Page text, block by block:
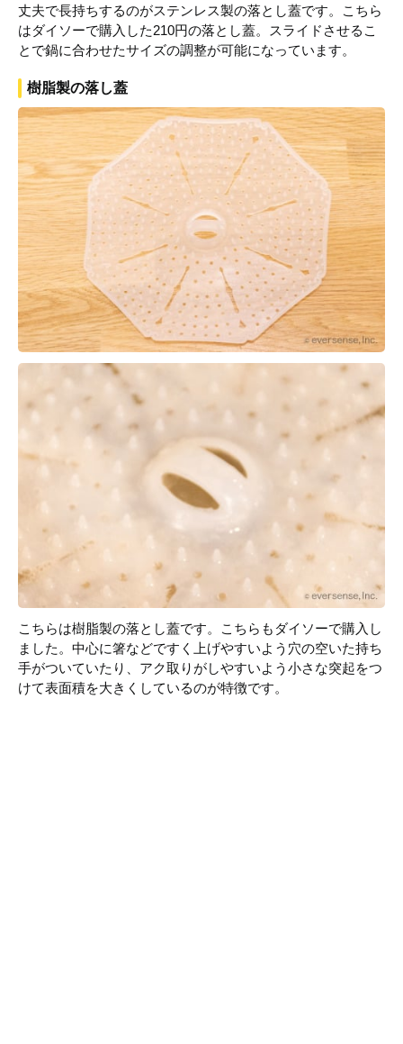
丈夫で長持ちするのがステンレス製の落とし蓋です。こちら
はダイソーで購入した210円の落とし蓋。スライドさせるこ
とで鍋に合わせたサイズの調整が可能になっています。
樹脂製の落し蓋
こちらは樹脂製の落とし蓋です。こちらもダイソーで購入し
ました。中心に箸などですく上げやすいよう穴の空いた持ち
手がついていたり、アク取りがしやすいよう小さな突起をつ
けて表面積を大きくしているのが特徴です。